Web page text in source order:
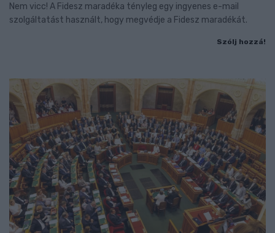
Nem vicc! A Fidesz maradéka tényleg egy ingyenes e-mail
szolgáltatást használt, hogy megvédje a Fidesz maradékát.
Szólj hozzá!